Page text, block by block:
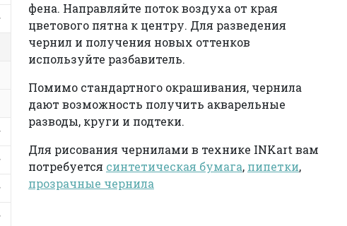
фена. Направляйте поток воздуха от края
цветового пятна к центру. Для разведения
чернил и получения новых оттенков
используйте разбавитель.
Помимо стандартного окрашивания, чернила
дают возможность получить акварельные
разводы, круги и подтеки.
Для рисования чернилами в технике INKart вам
потребуется синтетическая бумага, пипетки,
прозрачные чернила